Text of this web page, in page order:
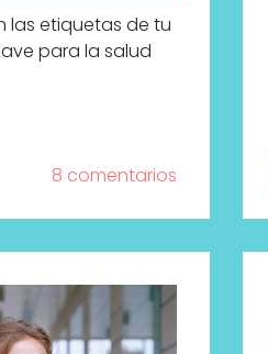
las etiquetas de tu
para la salud
8 comentarios